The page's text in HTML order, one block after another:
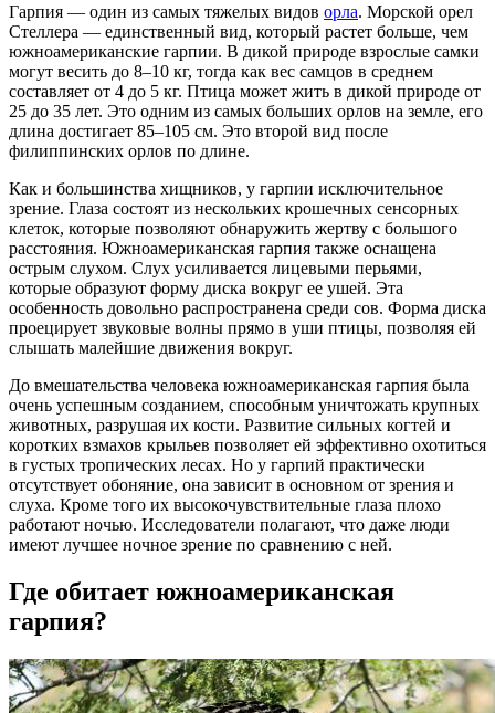
Гарпия — один из самых тяжелых видов орла. Морской орел
Стеллера — единственный вид, который растет больше, чем
южноамериканские гарпии. В дикой природе взрослые самки
могут весить до 8–10 кг, тогда как вес самцов в среднем
составляет от 4 до 5 кг. Птица может жить в дикой природе от
25 до 35 лет. Это одним из самых больших орлов на земле, его
длина достигает 85–105 см. Это второй вид после
филиппинских орлов по длине.
Как и большинства хищников, у гарпии исключительное
зрение. Глаза состоят из нескольких крошечных сенсорных
клеток, которые позволяют обнаружить жертву с большого
расстояния. Южноамериканская гарпия также оснащена
острым слухом. Слух усиливается лицевыми перьями,
которые образуют форму диска вокруг ее ушей. Эта
особенность довольно распространена среди сов. Форма диска
проецирует звуковые волны прямо в уши птицы, позволяя ей
слышать малейшие движения вокруг.
До вмешательства человека южноамериканская гарпия была
очень успешным созданием, способным уничтожать крупных
животных, разрушая их кости. Развитие сильных когтей и
коротких взмахов крыльев позволяет ей эффективно охотиться
в густых тропических лесах. Но у гарпий практически
отсутствует обоняние, она зависит в основном от зрения и
слуха. Кроме того их высокочувствительные глаза плохо
работают ночью. Исследователи полагают, что даже люди
имеют лучшее ночное зрение по сравнению с ней.
Где обитает южноамериканская
гарпия?